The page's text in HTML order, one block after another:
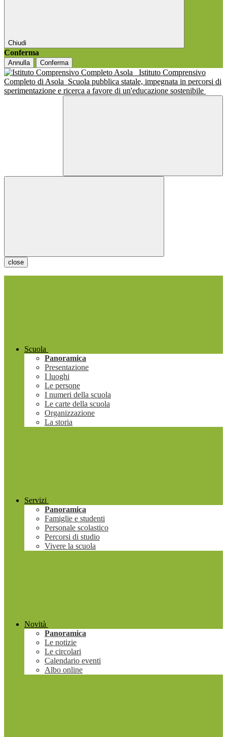
Chiudi
Conferma
Annulla Conferma
Istituto Comprensivo
Completo di Asola Scuola pubblica statale, impegnata in percorsi di
sperimentazione e ricerca a favore di un'educazione sostenibile
close
Scuola
Panoramica
Presentazione
I luoghi
Le persone
I numeri della scuola
Le carte della scuola
Organizzazione
La storia
Servizi
Panoramica
Famiglie e studenti
Personale scolastico
Percorsi di studio
Vivere la scuola
Novità
Panoramica
Le notizie
Le circolari
Calendario eventi
Albo online